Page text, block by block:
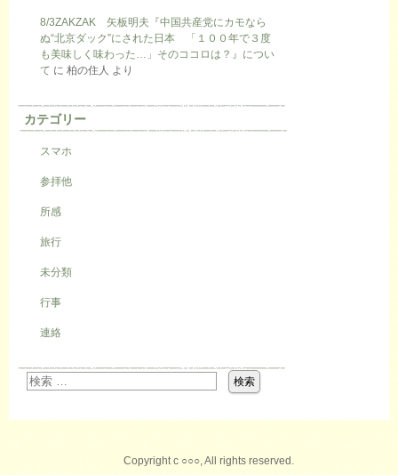
8/3ZAKZAK 矢板明夫『中国共産党にカモなら
ぬ“北京ダック”にされた日本 「１００年で３度
も美味しく味わった…」そのココロは？』につい
て に 柏の住人 より
カテゴリー
スマホ
参拝他
所感
旅行
未分類
行事
連絡
Copyright c ○○○, All rights reserved.